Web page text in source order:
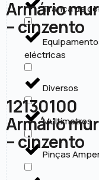
Trança de
eléctricas
Diversos
Multímetros
Pinças
Armário
– cinzento
12130100
Armário
– cinzento